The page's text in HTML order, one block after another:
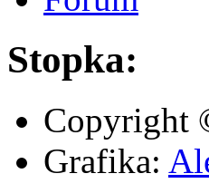
Stopka:
Copyright
Grafika: